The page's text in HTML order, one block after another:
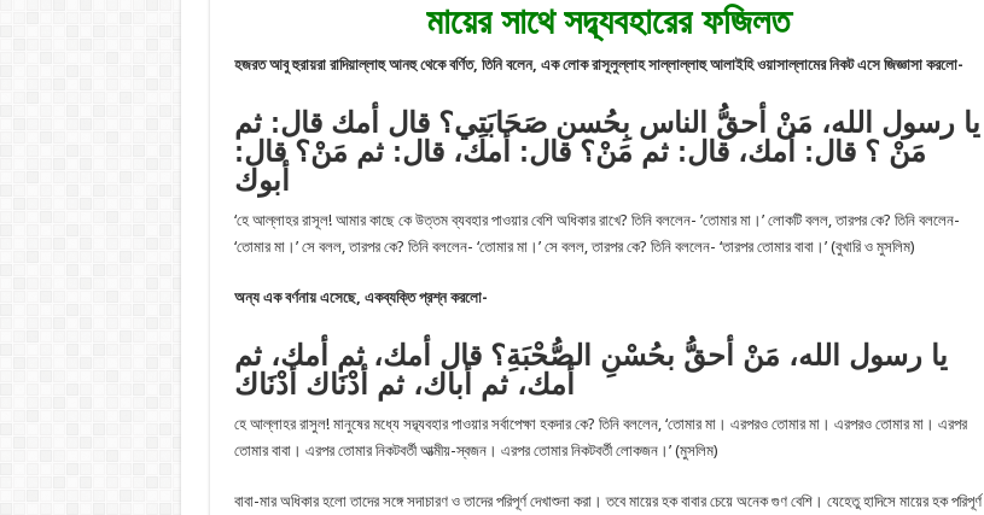
মায়ের সাথে সদ্ব্যবহারের ফজিলত
হজরত আবু হুরায়রা রাদিয়াল্লাহু আনহু থেকে বর্ণিত, তিনি বলেন, এক লোক রাসূলুল্লাহ সাল্লাল্লাহু আলাইহি ওয়াসাল্লামের নিকট এসে জিজ্ঞাসা করলো-
يا رسول الله، مَنْ أحقُّ الناس بِحُسن صَحَابَتِي؟ قال أمك قال: ثم
مَنْ ؟ قال: أمك، قال: ثم مَنْ؟ قال: أمك، قال: ثم مَنْ؟ قال:
أبوك
‘হে আল্লাহর রাসূল! আমার কাছে কে উত্তম ব্যবহার পাওয়ার বেশি অধিকার রাখে? তিনি বললেন- ’তোমার মা।’ লোকটি বলল, তারপর কে? তিনি বললেন-
‘তোমার মা।’ সে বলল, তারপর কে? তিনি বললেন- ‘তোমার মা।’ সে বলল, তারপর কে? তিনি বললেন- ‘তারপর তোমার বাবা।’ (বুখারি ও মুসলিম)
অন্য এক বর্ণনায় এসেছে, একব্যক্তি প্রশ্ন করলো-
يا رسول الله، مَنْ أحقُّ بحُسْنِ الصُّحْبَةِ؟ قال أمك، ثم أمك، ثم
أمك، ثم أباك، ثم أدْنَاك أدْنَاك
হে আল্লাহর রাসুল! মানুষের মধ্যে সদ্ব্যবহার পাওয়ার সর্বাপেক্ষা হকদার কে? তিনি বললেন, ‘তোমার মা। এরপরও তোমার মা। এরপরও তোমার মা। এরপর
তোমার বাবা। এরপর তোমার নিকটবর্তী আত্মীয়-স্বজন। এরপর তোমার নিকটবর্তী লোকজন।’ (মুসলিম)
বাবা-মার অধিকার হলো তাদের সঙ্গে সদাচারণ ও তাদের পরিপূর্ণ দেখাশুনা করা। তবে মায়ের হক বাবার চেয়ে অনেক গুণ বেশি। যেহেতু হাদিসে মায়ের হক পরিপূর্ণ